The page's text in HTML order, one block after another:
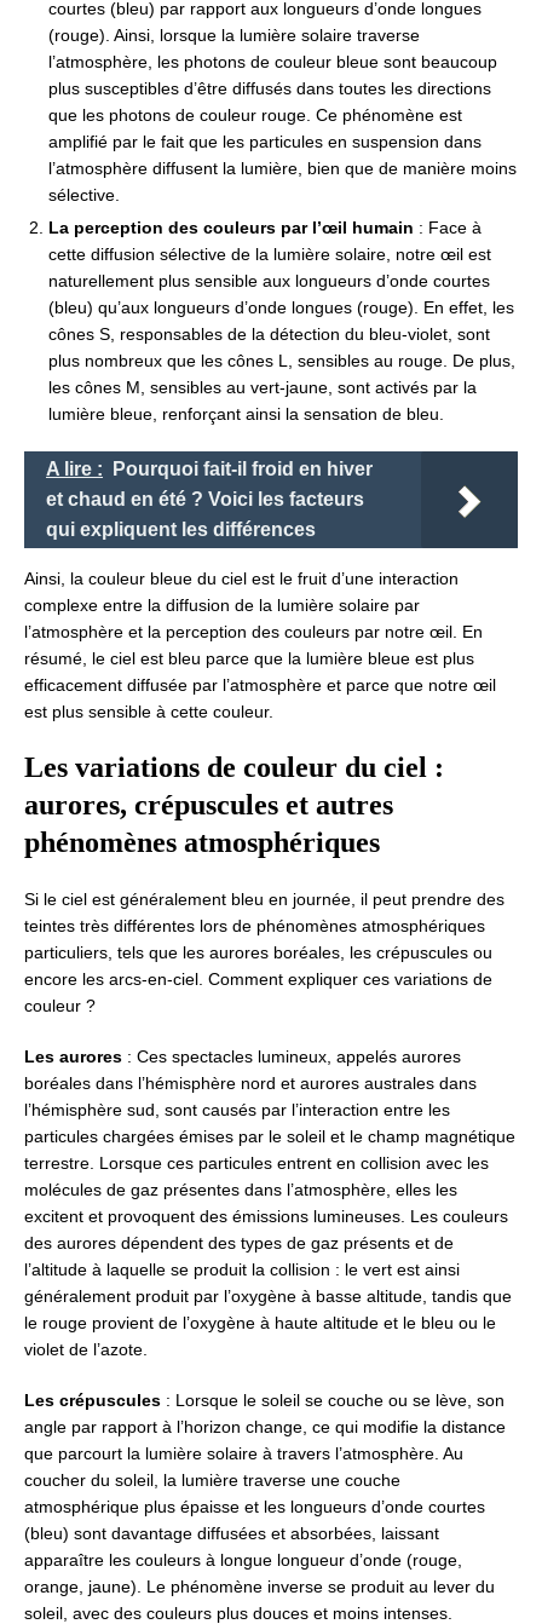
courtes (bleu) par rapport aux longueurs d’onde longues
(rouge). Ainsi, lorsque la lumière solaire traverse
l’atmosphère, les photons de couleur bleue sont beaucoup
plus susceptibles d’être diffusés dans toutes les directions
que les photons de couleur rouge. Ce phénomène est
amplifié par le fait que les particules en suspension dans
l’atmosphère diffusent la lumière, bien que de manière moins
sélective.
La perception des couleurs par l’œil humain : Face à
cette diffusion sélective de la lumière solaire, notre œil est
naturellement plus sensible aux longueurs d’onde courtes
(bleu) qu’aux longueurs d’onde longues (rouge). En effet, les
cônes S, responsables de la détection du bleu-violet, sont
plus nombreux que les cônes L, sensibles au rouge. De plus,
les cônes M, sensibles au vert-jaune, sont activés par la
lumière bleue, renforçant ainsi la sensation de bleu.
A lire :
Pourquoi fait-il froid en hiver
et chaud en été ? Voici les facteurs
qui expliquent les différences
Ainsi, la couleur bleue du ciel est le fruit d’une interaction
complexe entre la diffusion de la lumière solaire par
l’atmosphère et la perception des couleurs par notre œil. En
résumé, le ciel est bleu parce que la lumière bleue est plus
efficacement diffusée par l’atmosphère et parce que notre œil
est plus sensible à cette couleur.
Les variations de couleur du ciel :
aurores, crépuscules et autres
phénomènes atmosphériques
Si le ciel est généralement bleu en journée, il peut prendre des
teintes très différentes lors de phénomènes atmosphériques
particuliers, tels que les aurores boréales, les crépuscules ou
encore les arcs-en-ciel. Comment expliquer ces variations de
couleur ?
Les aurores : Ces spectacles lumineux, appelés aurores
boréales dans l’hémisphère nord et aurores australes dans
l’hémisphère sud, sont causés par l’interaction entre les
particules chargées émises par le soleil et le champ magnétique
terrestre. Lorsque ces particules entrent en collision avec les
molécules de gaz présentes dans l’atmosphère, elles les
excitent et provoquent des émissions lumineuses. Les couleurs
des aurores dépendent des types de gaz présents et de
l’altitude à laquelle se produit la collision : le vert est ainsi
généralement produit par l’oxygène à basse altitude, tandis que
le rouge provient de l’oxygène à haute altitude et le bleu ou le
violet de l’azote.
Les crépuscules : Lorsque le soleil se couche ou se lève, son
angle par rapport à l’horizon change, ce qui modifie la distance
que parcourt la lumière solaire à travers l’atmosphère. Au
coucher du soleil, la lumière traverse une couche
atmosphérique plus épaisse et les longueurs d’onde courtes
(bleu) sont davantage diffusées et absorbées, laissant
apparaître les couleurs à longue longueur d’onde (rouge,
orange, jaune). Le phénomène inverse se produit au lever du
soleil, avec des couleurs plus douces et moins intenses.